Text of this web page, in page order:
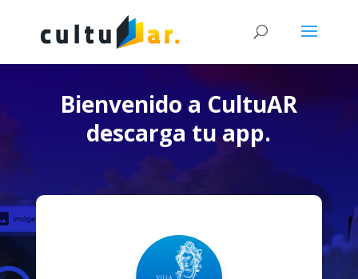
Bienvenido a CultuAR
descarga tu app.